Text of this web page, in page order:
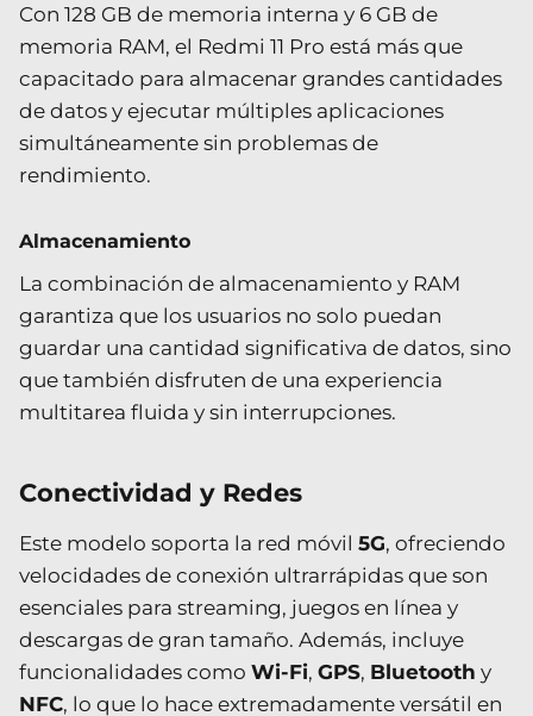
Con 128 GB de memoria interna y 6 GB de
memoria RAM, el Redmi 11 Pro está más que
capacitado para almacenar grandes cantidades
de datos y ejecutar múltiples aplicaciones
simultáneamente sin problemas de
rendimiento.
Almacenamiento
La combinación de almacenamiento y RAM
garantiza que los usuarios no solo puedan
guardar una cantidad significativa de datos, sino
que también disfruten de una experiencia
multitarea fluida y sin interrupciones.
Conectividad y Redes
Este modelo soporta la red móvil 5G, ofreciendo
velocidades de conexión ultrarrápidas que son
esenciales para streaming, juegos en línea y
descargas de gran tamaño. Además, incluye
funcionalidades como Wi-Fi, GPS, Bluetooth y
NFC, lo que lo hace extremadamente versátil en